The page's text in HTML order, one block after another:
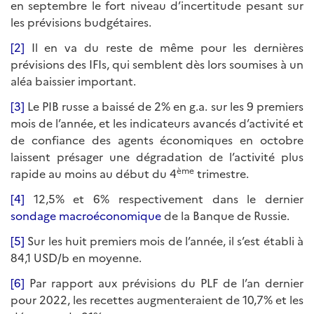
en septembre le fort niveau d’incertitude pesant sur
les prévisions budgétaires.
[2] Il en va du reste de même pour les dernières
prévisions des IFIs, qui semblent dès lors soumises à un
aléa baissier important.
[3] Le PIB russe a baissé de 2% en g.a. sur les 9 premiers
mois de l’année, et les indicateurs avancés d’activité et
de confiance des agents économiques en octobre
laissent présager une dégradation de l’activité plus
rapide au moins au début du 4ème trimestre.
[4] 12,5% et 6% respectivement dans le dernier
sondage macroéconomiquede la Banque de Russie.
[5] Sur les huit premiers mois de l’année, il s’est établi à
84,1 USD/b en moyenne.
[6] Par rapport aux prévisions du PLF de l’an dernier
pour 2022, les recettes augmenteraient de 10,7% et les